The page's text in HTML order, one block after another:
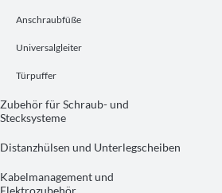
Anschraubfüße
Universalgleiter
Türpuffer
Zubehör für Schraub- und
Stecksysteme
Distanzhülsen und Unterlegscheiben
Kabelmanagement und
Elektrozubehör